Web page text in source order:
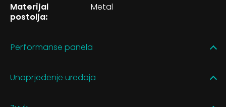
Materijal
postolja:
Metal
Performanse panela
Unaprjeđenje uređaja